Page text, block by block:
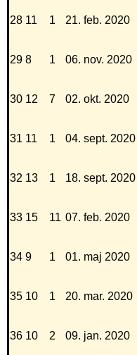
28 11 1 21. feb. 2020
29 8 1 06. nov. 2020
30 12 7 02. okt. 2020
31 11 1 04. sept. 2020
32 13 1 18. sept. 2020
33 15 11 07. feb. 2020
34 9 1 01. maj 2020
35 10 1 20. mar. 2020
36 10 2 09. jan. 2020